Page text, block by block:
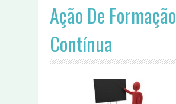
Ação De Formação
Contínua